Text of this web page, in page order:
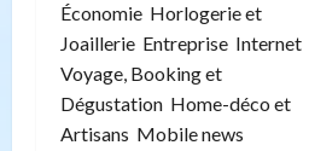
Économie Horlogerie et
Joaillerie Entreprise Internet
Voyage, Booking et
Dégustation Home-déco et
Artisans Mobile news